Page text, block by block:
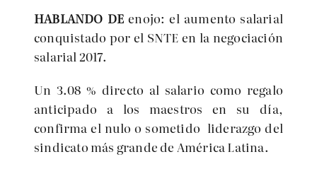
HABLANDO DE enojo: el aumento salarial
conquistado por el SNTE en la negociación
salarial 2017.
Un 3.08 % directo al salario como regalo
anticipado a los maestros en su día,
confirma el nulo o sometido liderazgo del
sindicato más grande de América Latina.